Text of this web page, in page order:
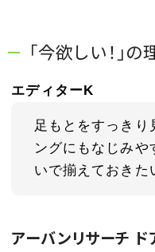
「今欲しい！」
エディターK
足もとをすっきり
ングにもなじみや
いで揃えておきた
アーバンリサーチ